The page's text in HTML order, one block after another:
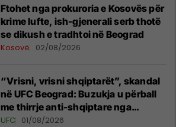
Ftohet nga prokuroria e Kosovës për
krime lufte, ish-gjenerali serb thotë
se dikush e tradhtoi në Beograd
Kosovë 02/08/2026
“Vrisni, vrisni shqiptarët”, skandal
në UFC Beograd: Buzukja u përball
me thirrje anti-shqiptare nga
tribunat
UFC 01/08/2026